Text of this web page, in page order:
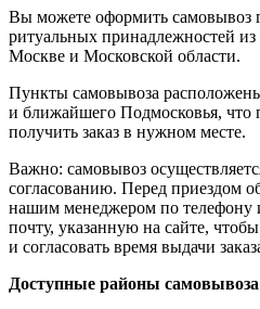
Вы можете оформить самовывоз
ритуальных принадлежностей
Москве и Московской области.
Пункты самовывоза
и ближайшего Подмосковья, что
получить заказ в нужном месте.
Важно: самовывоз
согласованию. Перед приездом
нашим менеджером по телефону
почту, указанную на сайте,
и согласовать время выдачи
Доступные районы